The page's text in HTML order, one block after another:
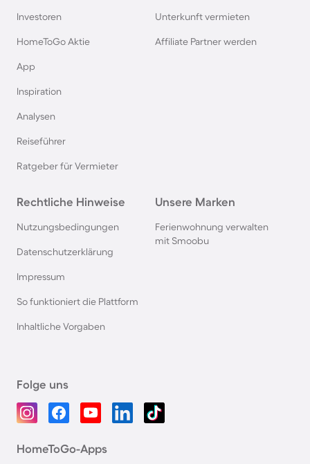
Investoren
HomeToGo Aktie
App
Inspiration
Analysen
Reiseführer
Ratgeber für Vermieter
Unterkunft vermieten
Affiliate Partner werden
Rechtliche Hinweise
Nutzungsbedingungen
Datenschutzerklärung
Impressum
So funktioniert die Plattform
Inhaltliche Vorgaben
Unsere Marken
Ferienwohnung verwalten
mit Smoobu
Folge uns
HomeToGo-Apps